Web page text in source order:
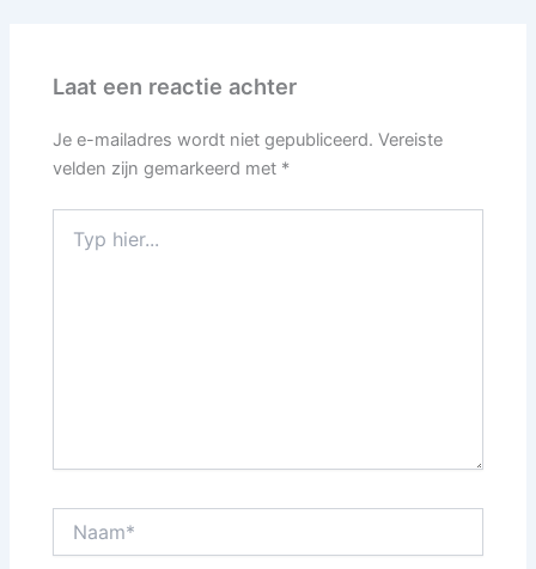
Laat een reactie achter
Je e-mailadres wordt niet gepubliceerd. Vereiste
velden zijn gemarkeerd met *
hier...